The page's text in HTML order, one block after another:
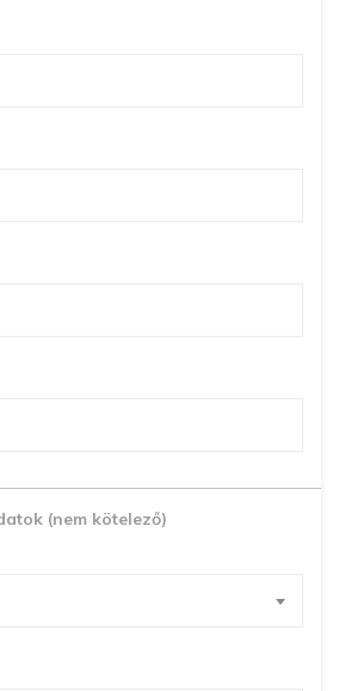
(nem kötelező)